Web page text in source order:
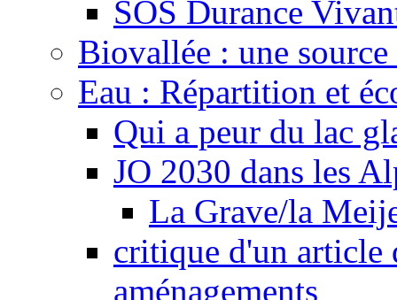
SOS Durance
Biovallée : une
Eau : Répartition et
Qui a peur du lac
JO 2030 dans les
La Grave/la
critique d'un article
aménagements